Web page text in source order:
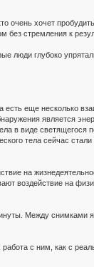
хочет
без стремления к
люди глубоко
еще несколько
является
в виде светящегося
тела сейчас
на
воздействие на
Между снимками
с ним, как с